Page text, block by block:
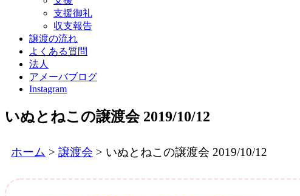
支援御礼
収支報告
譲渡の流れ
よくある質問
法人
アメーバブログ
Instagram
いぬとねこの譲渡会 2019/10/12
ホーム > 譲渡会 > いぬとねこの譲渡会 2019/10/12